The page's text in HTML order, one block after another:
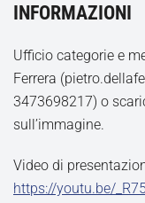
INFORMAZIONI
Ufficio categorie e
Ferrera
3473698217) o
sull’immagine.
Video di
https://youtu.be/